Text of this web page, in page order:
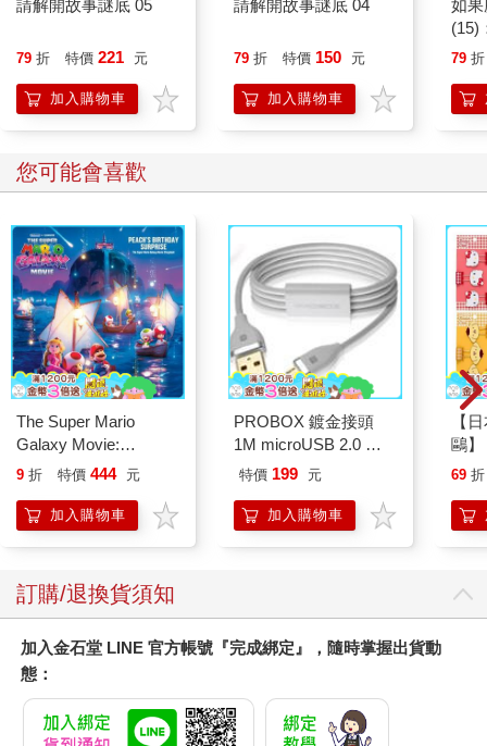
請解開故事謎底 05
79 折 特價 221 元
加入購物車
請解開故事謎底 04
79 折 特價 150 元
加入購物車
如
(15)
貓
79 折
您可能會喜歡
The Super Mario
Galaxy Movie:
Peach`s Birthday
Mario Galaxy Movie
Storybook
9 折 特價 444 元
加入購物車
PROBOX 鍍金接頭
1M microUSB 2.0 傳
輸線－白
特價 199 元
加入購物車
【
鷗
(8款
企鵝
69 折
訂購/退換貨須知
加入金石堂 LINE 官方帳號『完成綁定』，隨時掌握出貨動
態：